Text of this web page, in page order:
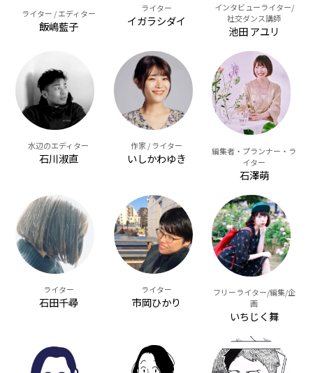
ライター / エディター
飯嶋藍子
ライター
イガラシダイ
インタビューライター/
社交ダンス講師
池田 アユリ
水辺のエディター
石川淑直
作家 / ライター
いしかわゆき
編集者・プランナー・ラ
イター
石澤萌
ライター
石田千尋
ライター
市岡ひかり
フリーライター/編集/企
画
いちじく舞